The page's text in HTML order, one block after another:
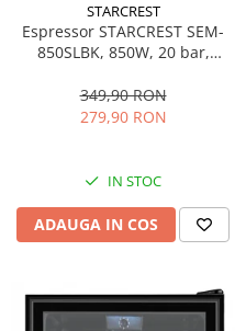
STARCREST
Espressor STARCREST SEM-
850SLBK, 850W, 20 bar,
dispozitiv spumare, filtru
dublu din inox, Negru/Inox
349,90 RON
279,90 RON
IN STOC
ADAUGA IN COS